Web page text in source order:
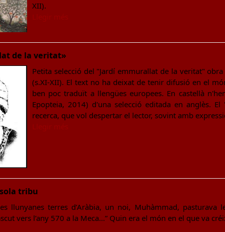
XII).
de la veritat»
Petita selecció del "Jardí emmurallat de la veritat"
(s.XI-XII). El text no ha deixat de tenir difusió en el
ben poc traduït a llengües europees. En castellà
Epopteia, 2014) d'una selecció editada en anglès.
recerca, que vol despertar el lector, sovint amb
tribu
llunyanes terres d’Aràbia, un noi, Muhàmmad, pasturava
vers l’any 570 a la Meca...” Quin era el món en el que va